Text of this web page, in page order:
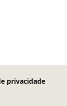
privacidade